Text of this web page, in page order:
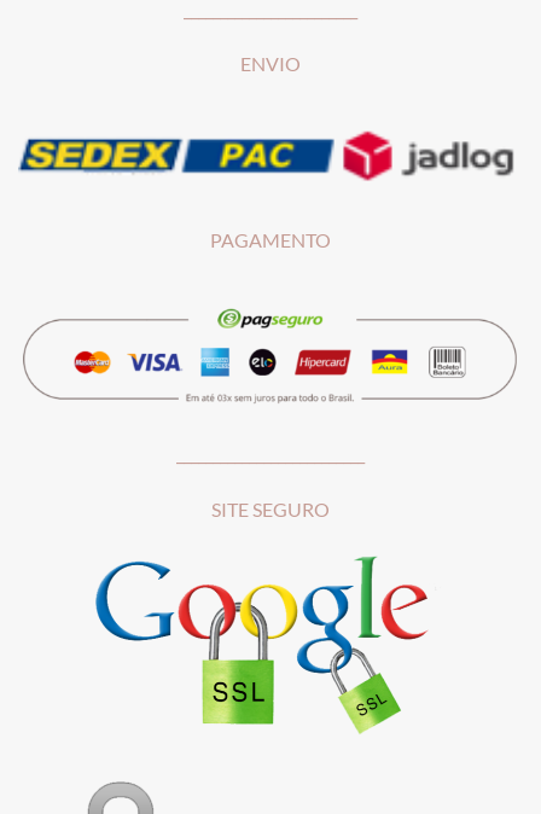
ENVIO
PAGAMENTO
SITE SEGURO